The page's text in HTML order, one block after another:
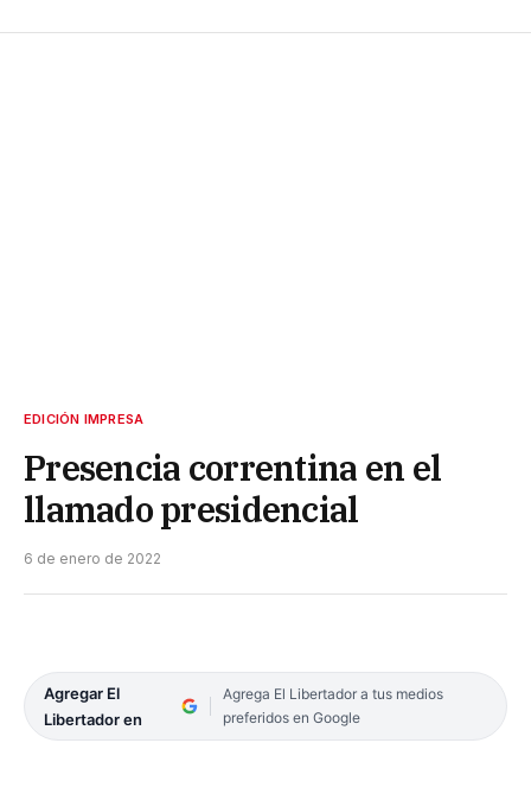
EDICIÓN IMPRESA
Presencia correntina en el
llamado presidencial
6 de enero de 2022
Agregar El
Libertador en
Agrega El Libertador a tus medios
preferidos en Google